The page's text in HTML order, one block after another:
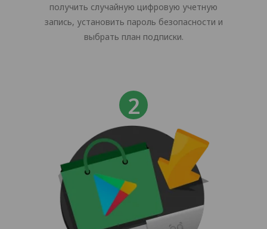
получить случайную цифровую учетную
запись, установить пароль безопасности и
выбрать план подписки.